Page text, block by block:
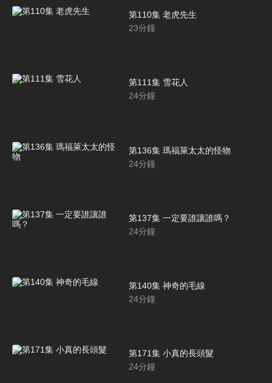
第110集 老虎先生
23分鐘
第111集 雪花人
24分鐘
第136集 瑪福萊太太的怪物
24分鐘
第137集 一定要誰讓誰嗎？
24分鐘
第140集 神奇的毛線
24分鐘
第171集 小真的長頭髮
24分鐘